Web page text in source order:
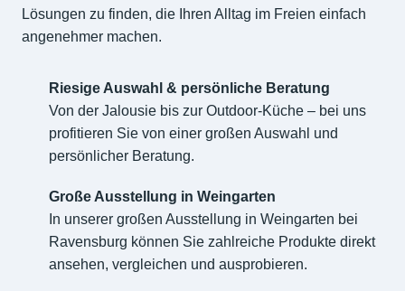
Lösungen zu finden, die Ihren Alltag im Freien einfach
angenehmer machen.
Riesige Auswahl & persönliche Beratung
Von der Jalousie bis zur Outdoor-Küche – bei uns
profitieren Sie von einer großen Auswahl und
persönlicher Beratung.
Große Ausstellung in Weingarten
In unserer großen Ausstellung in Weingarten bei
Ravensburg können Sie zahlreiche Produkte direkt
ansehen, vergleichen und ausprobieren.